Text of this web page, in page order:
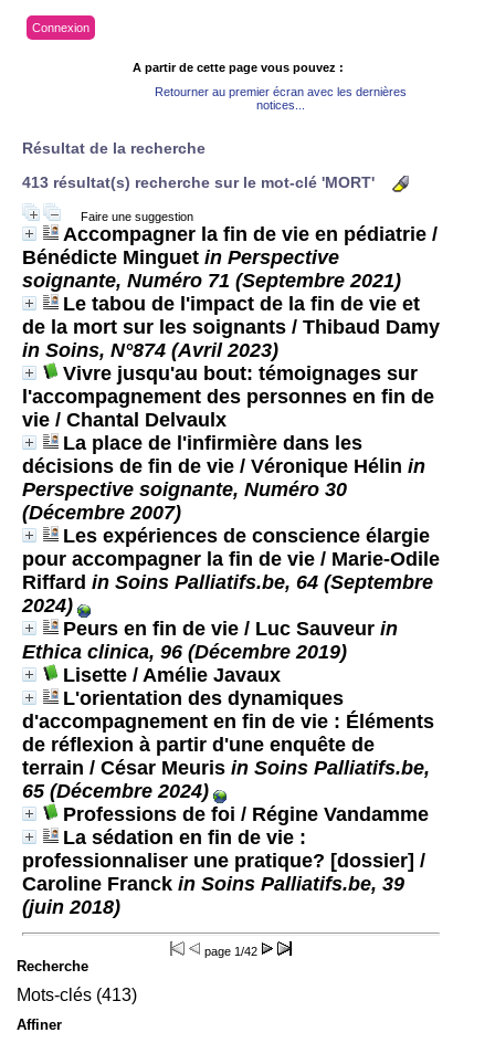
Connexion
A partir de cette page vous pouvez :
Retourner au premier écran avec les dernières
notices...
Résultat de la recherche
413 résultat(s) recherche sur le mot-clé 'MORT'
Faire une suggestion
Accompagner la fin de vie en pédiatrie /
Bénédicte Minguet in Perspective
soignante, Numéro 71 (Septembre 2021)
Le tabou de l'impact de la fin de vie et
de la mort sur les soignants / Thibaud Damy
in Soins, N°874 (Avril 2023)
Vivre jusqu'au bout: témoignages sur
l'accompagnement des personnes en fin de
vie / Chantal Delvaulx
La place de l'infirmière dans les
décisions de fin de vie / Véronique Hélin in
Perspective soignante, Numéro 30
(Décembre 2007)
Les expériences de conscience élargie
pour accompagner la fin de vie / Marie-Odile
Riffard in Soins Palliatifs.be, 64 (Septembre
2024)
Peurs en fin de vie / Luc Sauveur in
Ethica clinica, 96 (Décembre 2019)
Lisette / Amélie Javaux
L'orientation des dynamiques
d'accompagnement en fin de vie : Éléments
de réflexion à partir d'une enquête de
terrain / César Meuris in Soins Palliatifs.be,
65 (Décembre 2024)
Professions de foi / Régine Vandamme
La sédation en fin de vie :
professionnaliser une pratique? [dossier] /
Caroline Franck in Soins Palliatifs.be, 39
(juin 2018)
page 1/42
Recherche
Mots-clés (413)
Affiner